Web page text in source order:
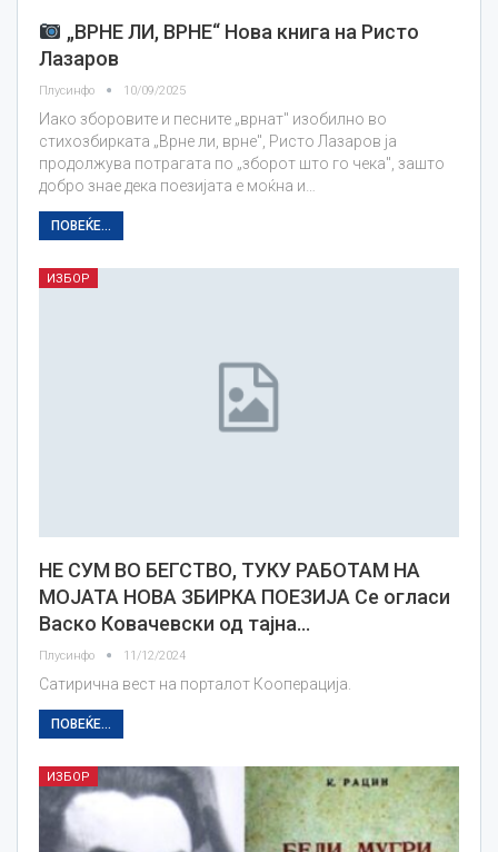
„ВРНЕ ЛИ, ВРНЕ“ Нова книга на Ристо
Лазаров
Плусинфо 10/09/2025
Иако зборовите и песните „врнат" изобилно во
стихозбирката „Врне ли, врне", Ристо Лазаров ја
продолжува потрагата по „зборот што го чека", зашто
добро знае дека поезијата е моќна и…
ПОВЕЌЕ...
ИЗБОР
НЕ СУМ ВО БЕГСТВО, ТУКУ РАБОТАМ НА
МОЈАТА НОВА ЗБИРКА ПОЕЗИЈА Се огласи
Васко Ковачевски од тајна…
Плусинфо 11/12/2024
Сатирична вест на порталот Кооперација.
ПОВЕЌЕ...
ИЗБОР